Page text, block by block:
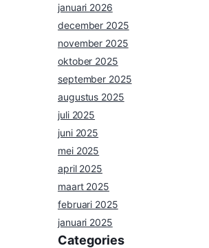
januari 2026
december 2025
november 2025
oktober 2025
september 2025
augustus 2025
juli 2025
juni 2025
mei 2025
april 2025
maart 2025
februari 2025
januari 2025
Categories